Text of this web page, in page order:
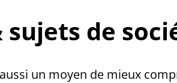
de
un moyen de mieux